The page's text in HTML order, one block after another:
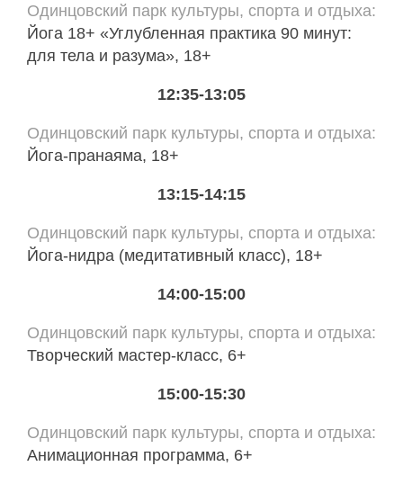
Одинцовский парк культуры, спорта и отдыха
Йога 18+ «Углубленная практика 90 минут:
для тела и разума», 18+
12:35-13:05
Одинцовский парк культуры, спорта и отдыха
Йога-пранаяма, 18+
13:15-14:15
Одинцовский парк культуры, спорта и отдыха
Йога-нидра (медитативный класс), 18+
14:00-15:00
Одинцовский парк культуры, спорта и отдыха
Творческий мастер-класс, 6+
15:00-15:30
Одинцовский парк культуры, спорта и отдыха
Анимационная программа, 6+